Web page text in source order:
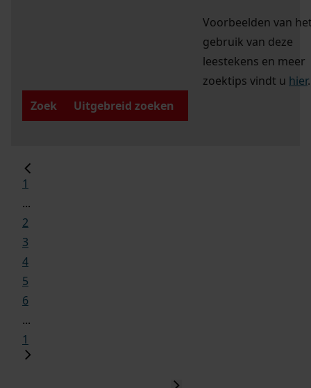
Voorbeelden van
gebruik van deze
leestekens en meer
zoektips vindt u hier.
Zoek
Uitgebreid zoeken
1
...
2
3
4
5
6
...
1